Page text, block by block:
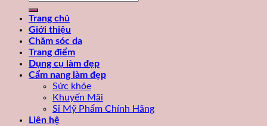
Trang chủ
Giới thiệu
Chăm sóc da
Trang điểm
Dụng cụ làm đẹp
Cẩm nang làm đẹp
Sức khỏe
Khuyến Mãi
Sỉ Mỹ Phẩm Chính Hãng
Liên hệ